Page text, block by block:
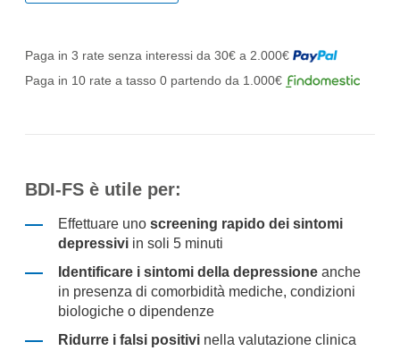
Paga in 3 rate senza interessi da 30€ a 2.000€
Paga in 10 rate a tasso 0 partendo da 1.000€
BDI-FSè utile per:
Effettuare uno screening rapido dei sintomi
depressiviin soli 5 minuti
Identificare i sintomi della depressioneanche
in presenza di comorbidità mediche, condizioni
biologiche o dipendenze
Ridurre i falsi positivinella valutazione clinica